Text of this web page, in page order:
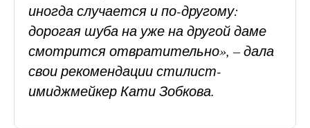
иногда случается и по-другому:
дорогая шуба на уже на другой даме
смотрится отвратительно», – дала
свои рекомендации стилист-
имиджмейкер Кати Зобкова.